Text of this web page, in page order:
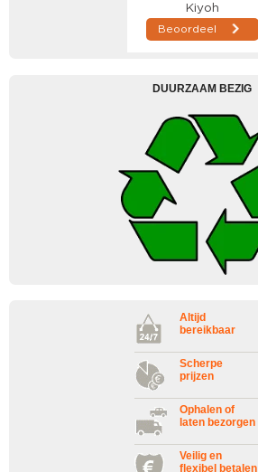
DUURZAAM BEZIG
Altijd
bereikbaar
Scherpe
prijzen
Ophalen of
laten bezorgen
Veilig en
flexibel betalen